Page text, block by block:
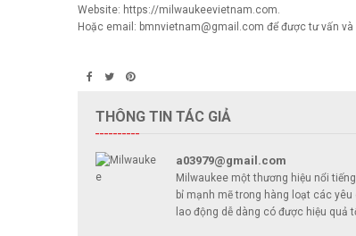
Website: https://milwaukeevietnam.com.
Hoặc email: bmnvietnam@gmail.com để được tư vấn
THÔNG TIN TÁC GIẢ
a03979@gmail.com
Milwaukee một thương hiệu nổi
bỉ mạnh mẽ trong hàng loạt các
lao động dễ dàng có được hiệu quả